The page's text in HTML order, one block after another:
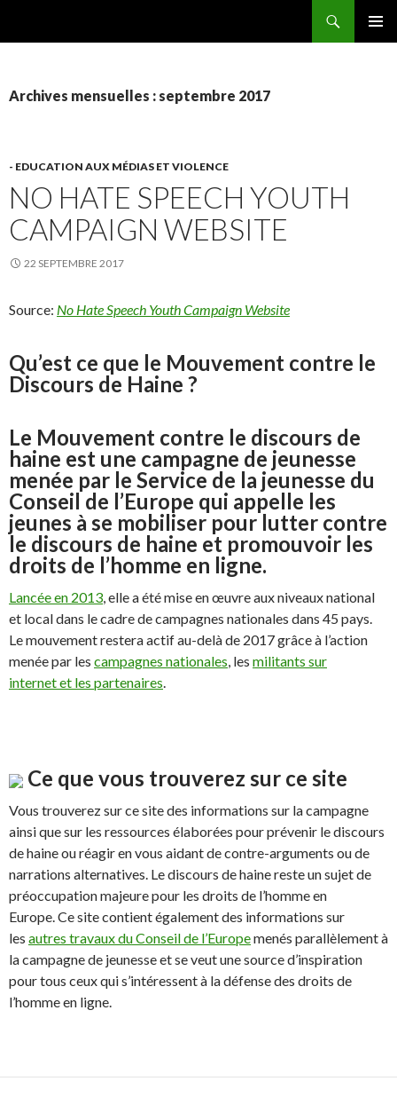
Archives mensuelles : septembre 2017
- EDUCATION AUX MÉDIAS ET VIOLENCE
NO HATE SPEECH YOUTH
CAMPAIGN WEBSITE
22 SEPTEMBRE 2017
Source: No Hate Speech Youth Campaign Website
Qu’est ce que le Mouvement contre le
Discours de Haine ?
Le Mouvement contre le discours de
haine est une campagne de jeunesse
menée par le Service de la jeunesse du
Conseil de l’Europe qui appelle les
jeunes à se mobiliser pour lutter contre
le discours de haine et promouvoir les
droits de l’homme en ligne.
Lancée en 2013, elle a été mise en œuvre aux niveaux national
et local dans le cadre de campagnes nationales dans 45 pays.
Le mouvement restera actif au-delà de 2017 grâce à l’action
menée par les campagnes nationales, les militants sur
internet et les partenaires.
Ce que vous trouverez sur ce site
Vous trouverez sur ce site des informations sur la campagne
ainsi que sur les ressources élaborées pour prévenir le discours
de haine ou réagir en vous aidant de contre-arguments ou de
narrations alternatives. Le discours de haine reste un sujet de
préoccupation majeure pour les droits de l’homme en
Europe. Ce site contient également des informations sur
les autres travaux du Conseil de l’Europemenés parallèlement à
la campagne de jeunesse et se veut une source d’inspiration
pour tous ceux qui s’intéressent à la défense des droits de
l’homme en ligne.